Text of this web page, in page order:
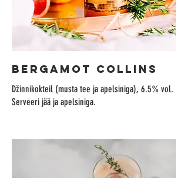
BERGAMOT COLLINS
Džinnikokteil (musta tee ja apelsiniga), 6.5% vol.
Serveeri jää ja apelsiniga.